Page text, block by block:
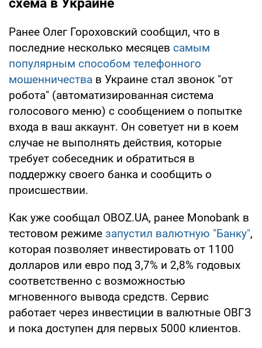
Ранее Олег Гороховский сообщил, что в
последние несколько месяцев самым
популярным способом телефонного
мошенничества в Украине стал звонок "от
робота" (автоматизированная система
голосового меню) с сообщением о попытке
входа в ваш аккаунт. Он советует ни в коем
случае не выполнять действия, которые
требует собеседник и обратиться в
поддержку своего банка и сообщить о
происшествии.
Как уже сообщал OBOZ.UA, ранее Monobank в
тестовом режиме запустил валютную "Банку",
которая позволяет инвестировать от 1100
долларов или евро под 3,7% и 2,8% годовых
соответственно с возможностью
мгновенного вывода средств. Сервис
работает через инвестиции в валютные ОВГЗ
и пока доступен для первых 5000 клиентов.